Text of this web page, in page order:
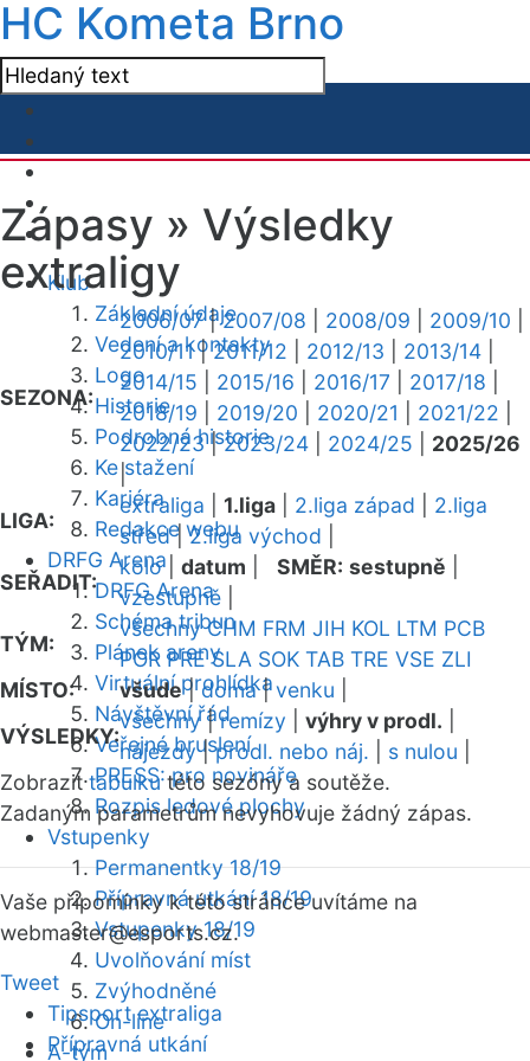
HC Kometa Brno
Klub
Základní údaje
Vedení a kontakty
Logo
Historie
Podrobná historie
Ke stažení
Kariéra
Redakce webu
DRFG Arena
DRFG Arena
Schéma tribun
Plánek areny
Virtuální prohlídka
Návštěvní řád
Veřejné bruslení
PRESS: pro novináře
Rozpis ledové plochy
Vstupenky
Permanentky 18/19
Přípravná utkání 18/19
Vstupenky 18/19
Uvolňování míst
Zvýhodněné
On-line
A-tým
Zápasy » Výsledky
extraligy
SEZONA:
2006/07|2007/08 2008/09 2009/10
2010/11|2011/12 2012/13 2013/14
2014/15
2015/16 2016/17 2017/18
2018/19
2019/20 2020/21 2021/22
2022/23|2023/24 2024/25
2025/26
|
LIGA:
extraliga 1.liga 2.liga západ
2.liga
střed|2.liga východ
SEŘADIT:
kolo| datum SMĚR: sestupně
vzestupně
TÝM:
všechny CHM FRM JIH KOL LTM PCB
POR PRE SLA SOK TAB TRE VSE ZLI
MÍSTO:
všude|doma|venku
VÝSLEDKY:
všechny|remízy výhry v prodl.
nájezdy|prodl. nebo náj. s nulou
Zobrazittabulkutéto sezóny a soutěže.
Zadaným parametrům nevyhovuje žádný zápas.
Vaše připomínky k této stránce uvítáme na
webmaster@esports.cz.
Tweet
Tipsport extraliga
Přípravná utkání